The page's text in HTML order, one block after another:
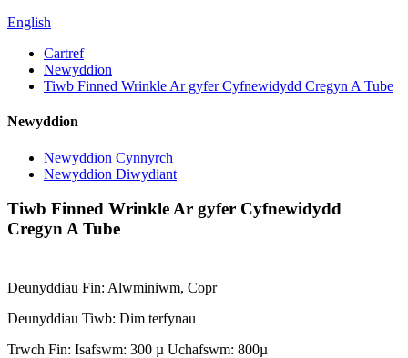
English
Cartref
Newyddion
Tiwb Finned Wrinkle Ar gyfer Cyfnewidydd Cregyn A Tube
Newyddion
Newyddion Cynnyrch
Newyddion Diwydiant
Tiwb Finned Wrinkle Ar gyfer Cyfnewidydd
Cregyn A Tube
Deunyddiau Fin: Alwminiwm, Copr
Deunyddiau Tiwb: Dim terfynau
Trwch Fin: Isafswm: 300 µ Uchafswm: 800µ